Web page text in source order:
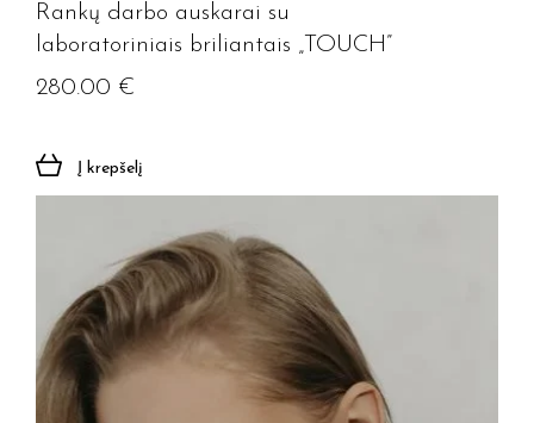
Rankų darbo auskarai su
laboratoriniais briliantais „TOUCH”
280.00 €
Į krepšelį